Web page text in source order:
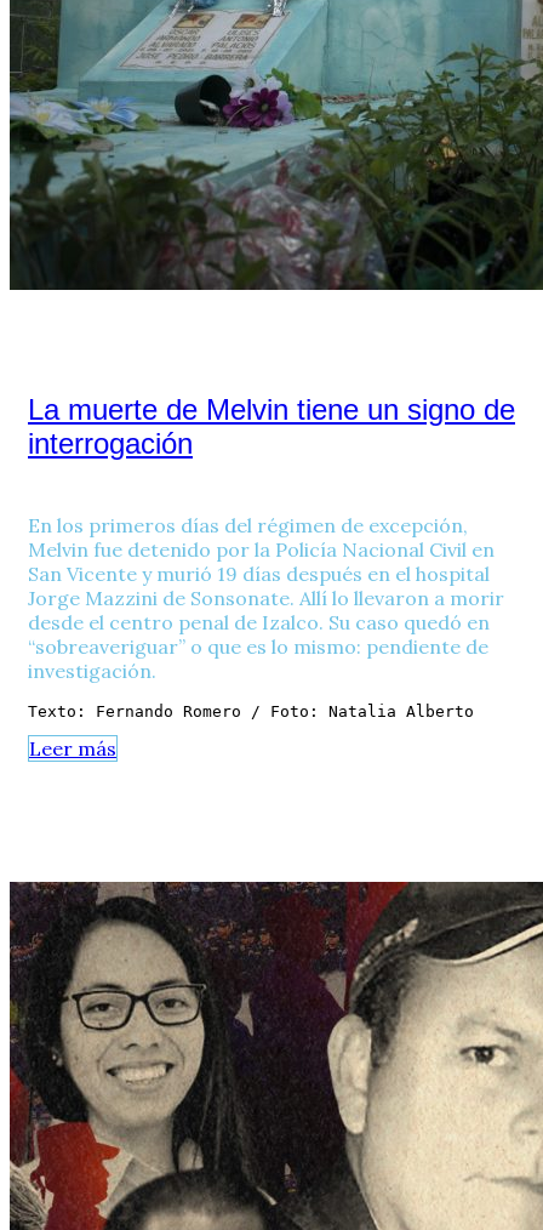
La muerte de Melvin tiene un signo de
interrogación
En los primeros días del régimen de excepción,
Melvin fue detenido por la Policía Nacional Civil en
San Vicente y murió 19 días después en el hospital
Jorge Mazzini de Sonsonate. Allí lo llevaron a morir
desde el centro penal de Izalco. Su caso quedó en
“sobreaveriguar” o que es lo mismo: pendiente de
investigación.
Texto: Fernando Romero / Foto: Natalia Alberto
Leer más